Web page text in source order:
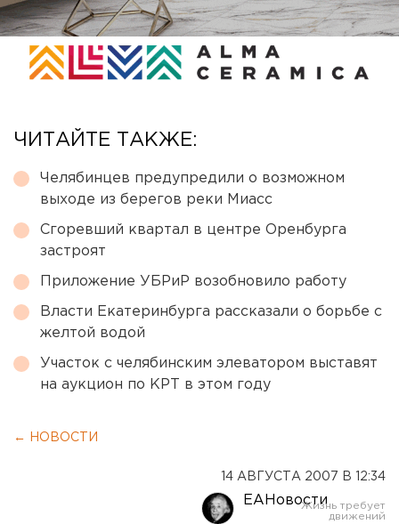
ЧИТАЙТЕ ТАКЖЕ:
Челябинцев предупредили о возможном
выходе из берегов реки Миасс
Сгоревший квартал в центре Оренбурга
застроят
Приложение УБРиР возобновило работу
Власти Екатеринбурга рассказали о борьбе с
желтой водой
Участок с челябинским элеватором выставят
на аукцион по КРТ в этом году
← НОВОСТИ
14 АВГУСТА 2007 В 12:34
ЕАНовости